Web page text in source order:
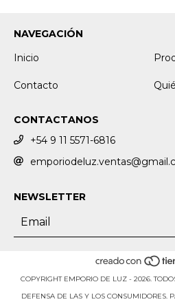
NAVEGACIÓN
Inicio
Contacto
CONTACTANOS
+54 9 11 5571-6816
NEWSLETTER
COPYRIGHT EMPORIO DE LUZ - 2026.
DEFENSA DE LAS Y LOS CONSUMIDORES.